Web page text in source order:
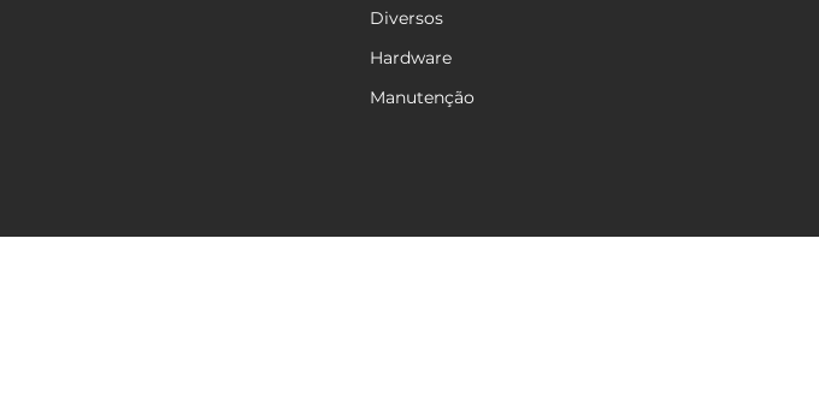
Diversos
Hardware
Manutenção